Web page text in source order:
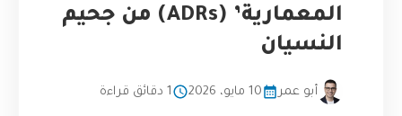
المعمارية’ (ADRs) من جحيم
النسيان
أبو عمر 10 مايو، 2026 1 دقائق قراءة